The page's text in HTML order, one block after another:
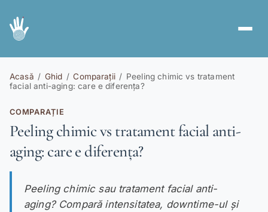
spa Servicii
redeemVoucher Cadou
menu_bookGhid
person_add
Autentificare
Acasă / Ghid / Comparații / Peeling chimic vs tratament
facial anti-aging: care e diferența?
COMPARAȚIE
Peeling chimic vs tratament facial anti-
aging: care e diferența?
Peeling chimic sau tratament facial anti-
aging? Compară intensitatea, downtime-ul și